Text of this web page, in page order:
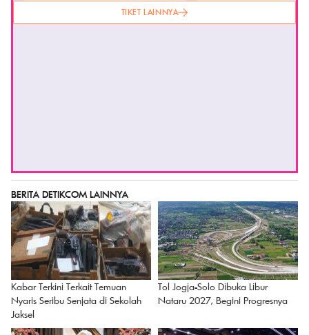
TIKET LAINNYA
BERITA DETIKCOM LAINNYA
Kabar Terkini Terkait Temuan
Nyaris Seribu Senjata di Sekolah
Jaksel
Tol Jogja-Solo Dibuka Libur
Nataru 2027, Begini Progresnya